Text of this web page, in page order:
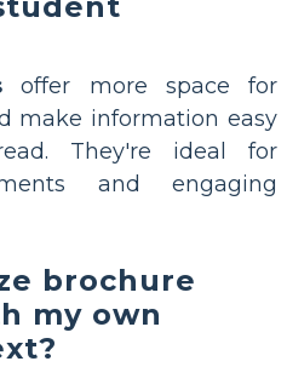
offer more space for
make information easy
They're ideal for
and engaging
brochure
my own